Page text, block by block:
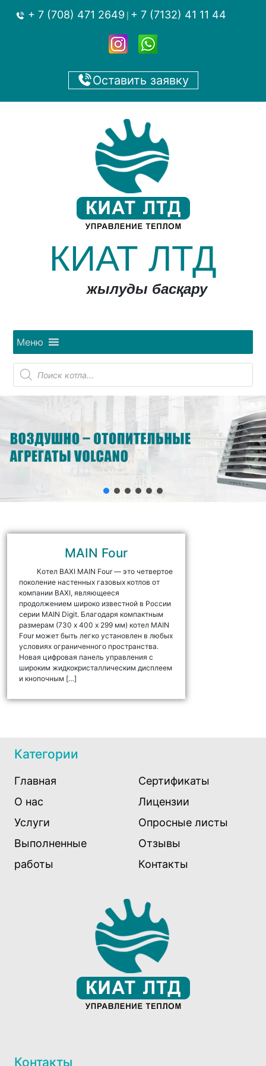
+ 7 (708) 471 2649 + 7 (7132) 41 11 44
Оставить заявку
КИАТ ЛТД
жылуды басқару
Меню
Поиск
товаров
MAIN Four
Котел BAXI MAIN Four — это четвертое
поколение настенных газовых котлов от
компании BAXI, являющееся
продолжением широко известной в России
серии MAIN Digit. Благодаря компактным
размерам (730 х 400 х 299 мм) котел MAIN
Four может быть легко установлен в любых
условиях ограниченного пространства.
Новая цифровая панель управления с
широким жидкокристаллическим дисплеем
и кнопочным […]
Категории
Главная
О нас
Услуги
Выполненные
работы
Сертификаты
Лицензии
Опросные листы
Отзывы
Контакты
Контакты